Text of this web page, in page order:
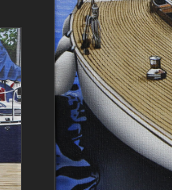
Rose,
pas eu
Blog Mes